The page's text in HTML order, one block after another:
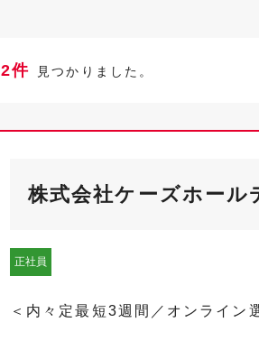
2件 見つかりました。
株式会社ケーズホール
正社員
＜内々定最短3週間／オンライン